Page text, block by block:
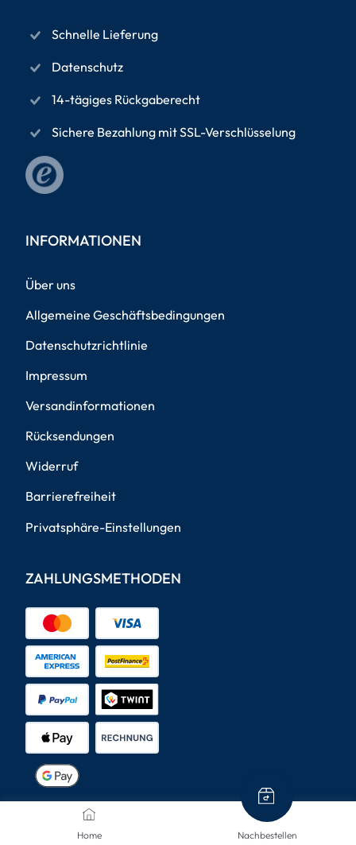
Home Nachbestellen
Schnelle Lieferung
Datenschutz
14-tägiges Rückgaberecht
Sichere Bezahlung mit SSL-Verschlüsselung
INFORMATIONEN
Über uns
Allgemeine Geschäftsbedingungen
Datenschutzrichtlinie
Impressum
Versandinformationen
Rücksendungen
Widerruf
Barrierefreiheit
Privatsphäre-Einstellungen
ZAHLUNGSMETHODEN
VERSANDARTEN